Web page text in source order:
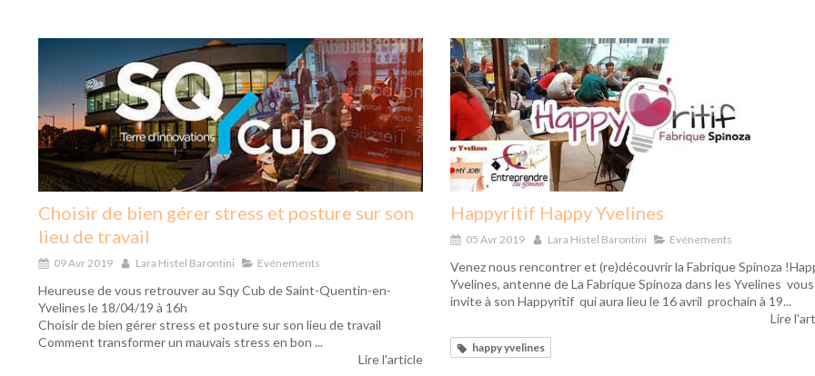
Choisir de bien gérer stress et posture sur son
lieu de travail
09 Avr 2019 Lara Histel Barontini Evénements
Heureuse de vous retrouver au Sqy Cub de Saint-Quentin-en-
Yvelines le 18/04/19 à 16h
Choisir de bien gérer stress et posture sur son lieu de travail
Comment transformer un mauvais stress en bon ...
Lire l'article
Happyritif Happy Yvelines
05 Avr 2019 Lara Histel Barontini Evénements
Venez nous rencontrer et (re)découvrir la Fabrique Spinoza
Yvelines, antenne de La Fabrique Spinoza dans les Yvelines vous
invite à son Happyritif qui aura lieu le 16 avril prochain à 19...
Lire
happy yvelines